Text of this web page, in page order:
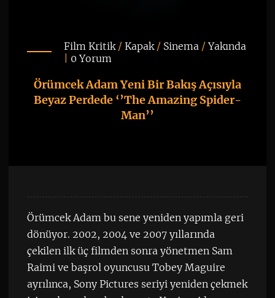
Film Kritik/ Kapak/ Sinema/Yakında
0 Yorum
Örümcek Adam Yeni Bir Bakış Açısıyla
Beyaz Perdede ‘’The Amazing Spider-
Man’’
Örümcek Adam bu sene yeniden yapımla geri
dönüyor. 2002, 2004 ve 2007 yıllarında
çekilen ilk üç filmden sonra yönetmen Sam
Raimi ve başrol oyuncusu Tobey Maguire
ayrılınca, Sony Pictures seriyi yeniden çekmek